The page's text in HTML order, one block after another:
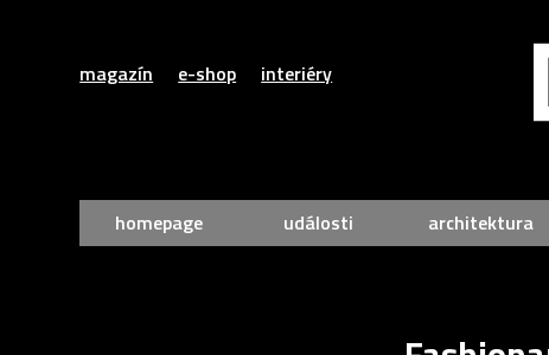
magazín e-shop interiéry
homepage události architektura